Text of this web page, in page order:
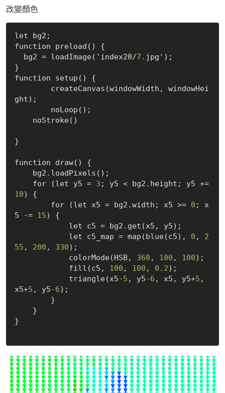
改變顏色
let bg2;
function preload() {
  bg2 = loadImage('index20/
7. jpg');
}
function setup() {
ght);
}
function draw() {
    for (let y5 =
3
; y5 < bg2.height; y5 +=
10) {
        for (let x5 = bg2.width; x5 >=
0 ; x
5 -= 15) {
            let c5_map = map(blue(c5),
0 , 2
55 , 200 , 330);
            colorMode(HSB,
360 , 100 , 100);
            fill(c5,
100 , 100 , 0.2);
            triangle(x5
-5 , y5-6 , x5, y5+5 ,
x5+5 , y5-6);
}